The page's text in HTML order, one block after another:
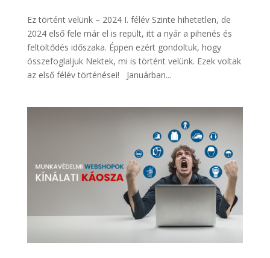
Ez történt velünk – 2024 I. félév Szinte hihetetlen, de
2024 első fele már el is repült, itt a nyár a pihenés és
feltöltődés időszaka. Éppen ezért gondoltuk, hogy
összefoglaljuk Nektek, mi is történt velünk. Ezek voltak
az első félév történései! Januárban...